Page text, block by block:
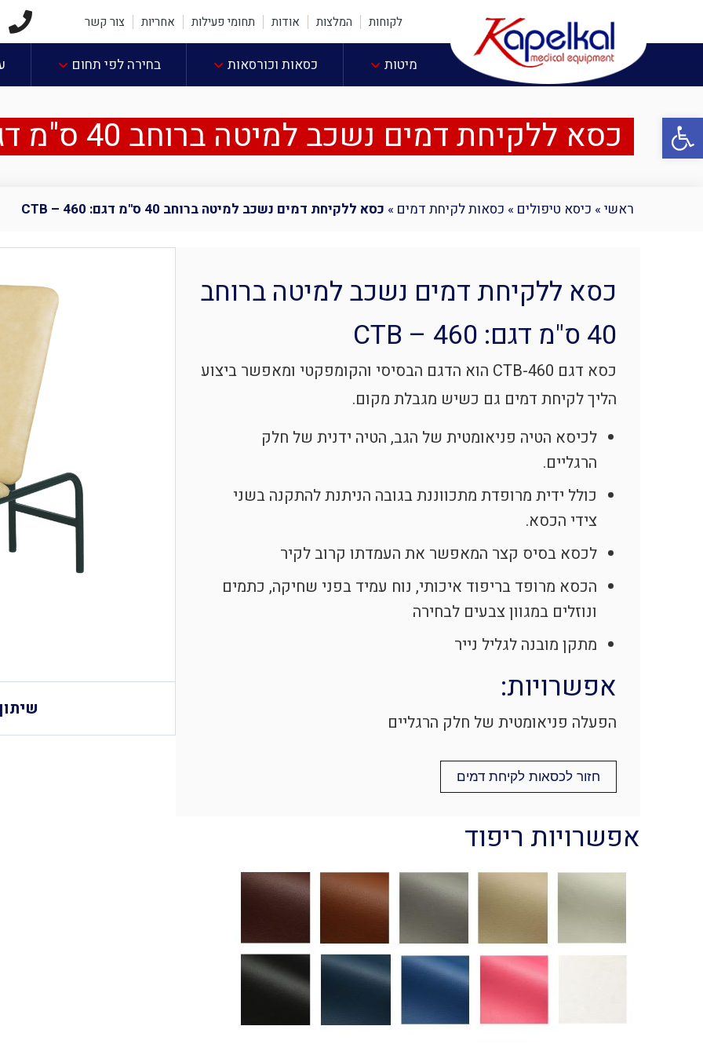
פתח סרגל נגישות
לקוחות המלצות אודות תחומי פעילות אחריות צור קשר
מיטות כסאות וכורסאות בחירה לפי תחום
כסא ללקיחת דמים נשכב למיטה ברוחב 40 ס"מ דגם: CTB – 460
ראשי » כיסא טיפולים » כסאות לקיחת דמים » כסא ללקיחת דמים נשכב למיטה ברוחב 40 ס"מ דגם: CTB – 460
כסא ללקיחת דמים נשכב למיטה ברוחב
40 ס"מ דגם: CTB – 460
כסא דגם CTB-460 הוא הדגם הבסיסי והקומפקטי ומאפשר ביצוע
הליך לקיחת דמים גם כשיש מגבלת מקום.
לכיסא הטיה פניאומטית של הגב, הטיה ידנית של חלק
הרגליים.
כולל ידית מרופדת מתכווננת בגובה הניתנת להתקנה בשני
צידי הכסא.
לכסא בסיס קצר המאפשר את העמדתו קרוב לקיר
הכסא מרופד בריפוד איכותי, נוח עמיד בפני שחיקה, כתמים
ונוזלים במגוון צבעים לבחירה
מתקן מובנה לגליל נייר
אפשרויות:
הפעלה פניאומטית של חלק הרגליים
חזור לכסאות לקיחת דמים
אפשרויות ריפוד